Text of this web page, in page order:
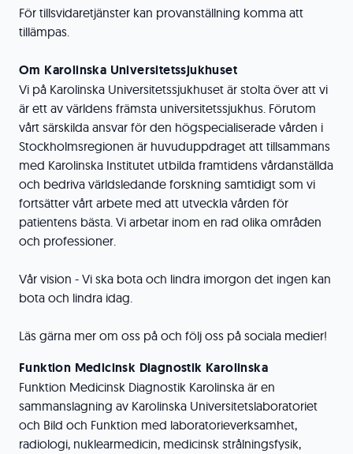
För tillsvidaretjänster kan provanställning komma att
tillämpas.
Om Karolinska Universitetssjukhuset
Vi på Karolinska Universitetssjukhuset är stolta över att vi
är ett av världens främsta universitetssjukhus. Förutom
vårt särskilda ansvar för den högspecialiserade vården i
Stockholmsregionen är huvuduppdraget att tillsammans
med Karolinska Institutet utbilda framtidens vårdanställda
och bedriva världsledande forskning samtidigt som vi
fortsätter vårt arbete med att utveckla vården för
patientens bästa. Vi arbetar inom en rad olika områden
och professioner.
Vår vision - Vi ska bota och lindra imorgon det ingen kan
bota och lindra idag.
Läs gärna mer om oss på och följ oss på sociala medier!
Funktion Medicinsk Diagnostik Karolinska
Funktion Medicinsk Diagnostik Karolinska är en
sammanslagning av Karolinska Universitetslaboratoriet
och Bild och Funktion med laboratorieverksamhet,
radiologi, nuklearmedicin, medicinsk strålningsfysik,